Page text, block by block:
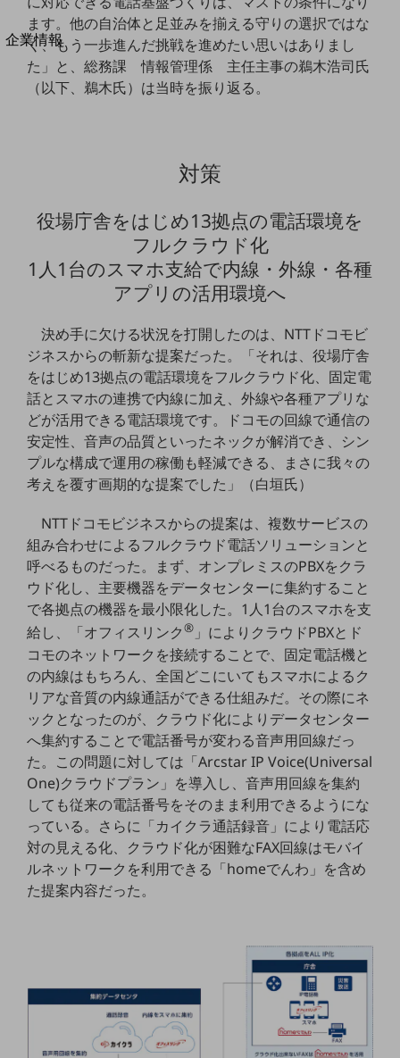
別ウィンドウで開きます
企業情報
企業情報TOP
会社案内
会社案内TOP
事業拠点
グループ会社
会社案内パンフレット
ニュースルームTOP
ニュースリリース
地域からの発表
重要なお知らせ
お知らせ
サステナビリティ
サステナビリティTOP
NTTドコモビジネスグループのサステナビリティ
サステナビリティ基本方針
サステナビリティレポート
ダイバーシティ
経営情報
経営情報TOP
決算公告
電子公告
基礎的電気通信役務損益明細表
採用情報
採用情報TOP
人材育成制度
ます。他の自治体と足並みを揃える守りの選択ではな
く、もう一歩進んだ挑戦を進めたい思いはありまし
た」と、総務課 情報管理係 主任主事の鵜木浩司氏
（以下、鵜木氏）は当時を振り返る。
対策
役場庁舎をはじめ13拠点の電話環境を
フルクラウド化
1人1台のスマホ支給で内線・外線・各種
アプリの活用環境へ
決め手に欠ける状況を打開したのは、NTTドコモビ
ジネスからの斬新な提案だった。「それは、役場庁舎
をはじめ13拠点の電話環境をフルクラウド化、固定電
話とスマホの連携で内線に加え、外線や各種アプリな
どが活用できる電話環境です。ドコモの回線で通信の
安定性、音声の品質といったネックが解消でき、シン
プルな構成で運用の稼働も軽減できる、まさに我々の
考えを覆す画期的な提案でした」（白垣氏）
NTTドコモビジネスからの提案は、複数サービスの
組み合わせによるフルクラウド電話ソリューションと
呼べるものだった。まず、オンプレミスのPBXをクラ
ウド化し、主要機器をデータセンターに集約すること
で各拠点の機器を最小限化した。1人1台のスマホを支
給し、「オフィスリンク® 」によりクラウドPBXとド
コモのネットワークを接続することで、固定電話機と
の内線はもちろん、全国どこにいてもスマホによるク
リアな音質の内線通話ができる仕組みだ。その際にネ
ックとなったのが、クラウド化によりデータセンター
へ集約することで電話番号が変わる音声用回線だっ
た。この問題に対しては「Arcstar IP Voice(Universal
One)クラウドプラン」を導入し、音声用回線を集約
しても従来の電話番号をそのまま利用できるようにな
っている。さらに「カイクラ通話録音」により電話応
対の見える化、クラウド化が困難なFAX回線はモバイ
ルネットワークを利用できる「homeでんわ」を含め
た提案内容だった。